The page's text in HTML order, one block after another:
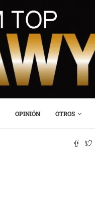
OPINIÓN OTROS